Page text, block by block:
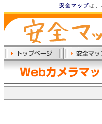
安全マップは、